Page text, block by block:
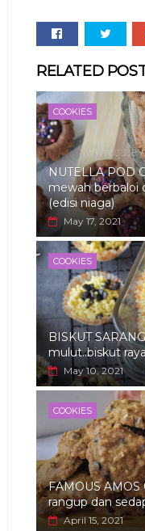
RELATED
COOKIES
NUTELLA POD
mewah berbaloi
(edisi niaga)
May 17, 2021
COOKIES
BISKUT
mulut..biskut
May 10, 2021
COOKIES
FAMOUS AMOS
rangup dan
April 15, 2021